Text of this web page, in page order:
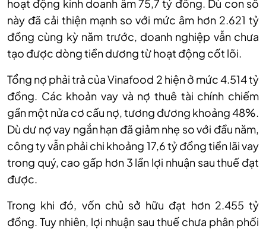
hoạt động kinh doanh âm 75,7 tỷ đồng. Dù con số
này đã cải thiện mạnh so với mức âm hơn 2.621 tỷ
đồng cùng kỳ năm trước, doanh nghiệp vẫn chưa
tạo được dòng tiền dương từ hoạt động cốt lõi.
Tổng nợ phải trả của Vinafood 2 hiện ở mức 4.514 tỷ
đồng. Các khoản vay và nợ thuê tài chính chiếm
gần một nửa cơ cấu nợ, tương đương khoảng 48%.
Dù dư nợ vay ngắn hạn đã giảm nhẹ so với đầu năm,
công ty vẫn phải chi khoảng 17,6 tỷ đồng tiền lãi vay
trong quý, cao gấp hơn 3 lần lợi nhuận sau thuế đạt
được.
Trong khi đó, vốn chủ sở hữu đạt hơn 2.455 tỷ
đồng. Tuy nhiên, lợi nhuận sau thuế chưa phân phối